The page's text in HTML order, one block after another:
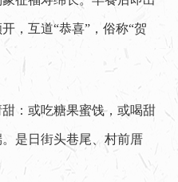
，互道“恭喜”，俗称“贺
：或吃糖果蜜饯，或喝甜
是日街头巷尾、村前厝